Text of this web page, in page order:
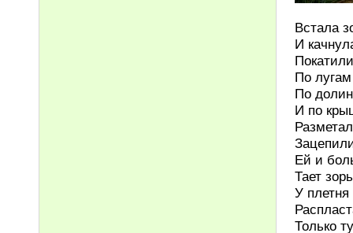
Встала
И
По
По
И по
Ей и
Тает
У плетня
Только